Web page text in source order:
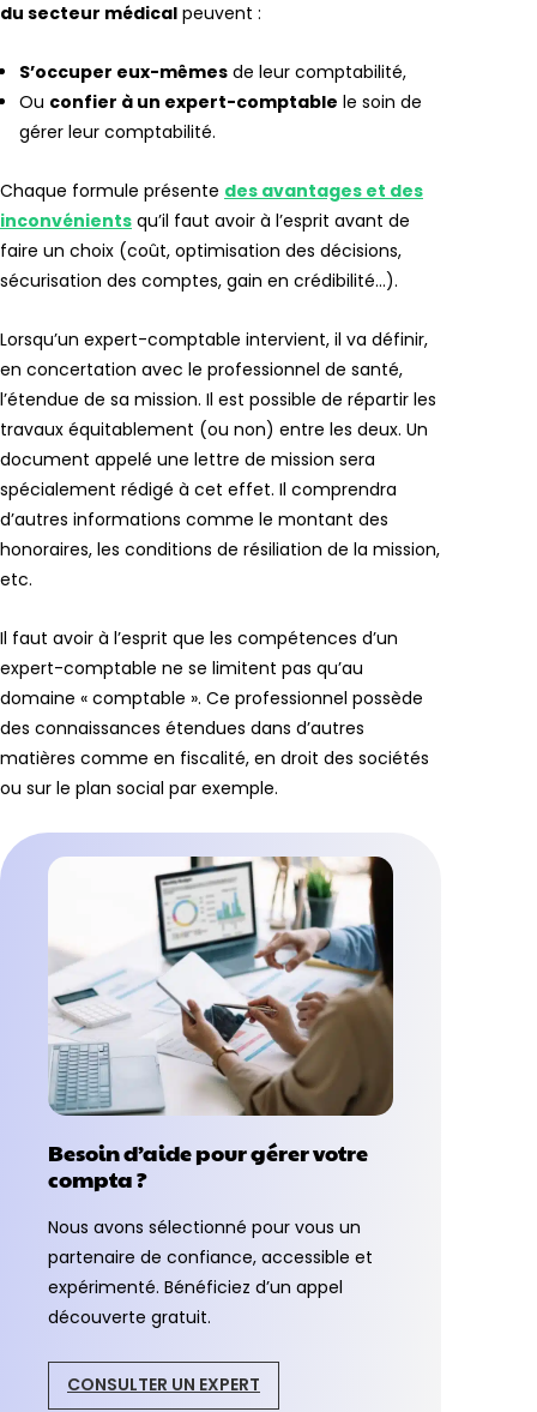
du secteur médical peuvent :
S’occuper eux-mêmes de leur comptabilité,
Ou confier à un expert-comptable le soin de
gérer leur comptabilité.
Chaque formule présente des avantages et des
inconvénients qu’il faut avoir à l’esprit avant de
faire un choix (coût, optimisation des décisions,
sécurisation des comptes, gain en crédibilité…).
Lorsqu’un expert-comptable intervient, il va définir,
en concertation avec le professionnel de santé,
l’étendue de sa mission. Il est possible de répartir les
travaux équitablement (ou non) entre les deux. Un
document appelé une lettre de mission sera
spécialement rédigé à cet effet. Il comprendra
d’autres informations comme le montant des
honoraires, les conditions de résiliation de la mission,
etc.
Il faut avoir à l’esprit que les compétences d’un
expert-comptable ne se limitent pas qu’au
domaine « comptable ». Ce professionnel possède
des connaissances étendues dans d’autres
matières comme en fiscalité, en droit des sociétés
ou sur le plan social par exemple.
Besoin d’aide pour gérer votre
compta ?
Nous avons sélectionné pour vous un
partenaire de confiance, accessible et
expérimenté. Bénéficiez d’un appel
découverte gratuit.
CONSULTER UN EXPERT